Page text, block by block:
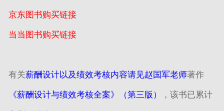
京东图书购买链接
当当图书购买链接
有关薪酬设计以及绩效考核内容请见赵国军老师著作
《薪酬设计与绩效考核全案》（第三版） ，该书已累计